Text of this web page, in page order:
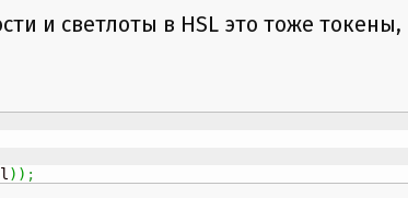
и светлоты в HSL это тоже
l ) ) ;